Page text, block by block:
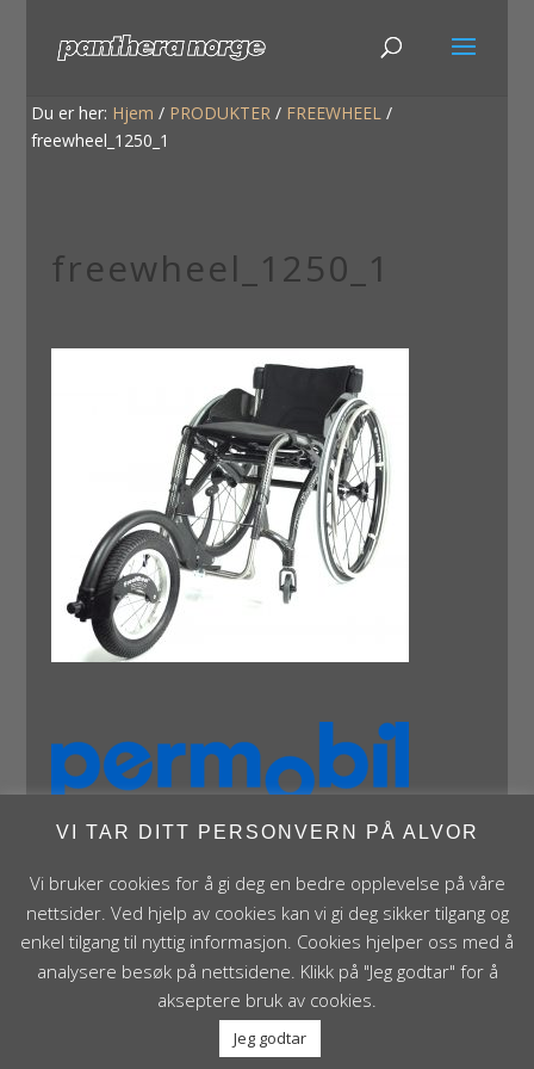
Du er her: Hjem / PRODUKTER / FREEWHEEL /
freewheel_1250_1
freewheel_1250_1
Panthera Norge AS • Røykenveien 142A • NO - 1386
Asker • Norge • post@panthera.no • Tlf: 90 24 55 55 •
Org.nr. NO 995 824 841 MVA Foretaksregisteret
VI TAR DITT PERSONVERN PÅ ALVOR
Vi bruker cookies for å gi deg en bedre opplevelse på våre
nettsider. Ved hjelp av cookies kan vi gi deg sikker tilgang og
enkel tilgang til nyttig informasjon. Cookies hjelper oss med å
analysere besøk på nettsidene. Klikk på "Jeg godtar" for å
akseptere bruk av cookies.
Jeg godtar